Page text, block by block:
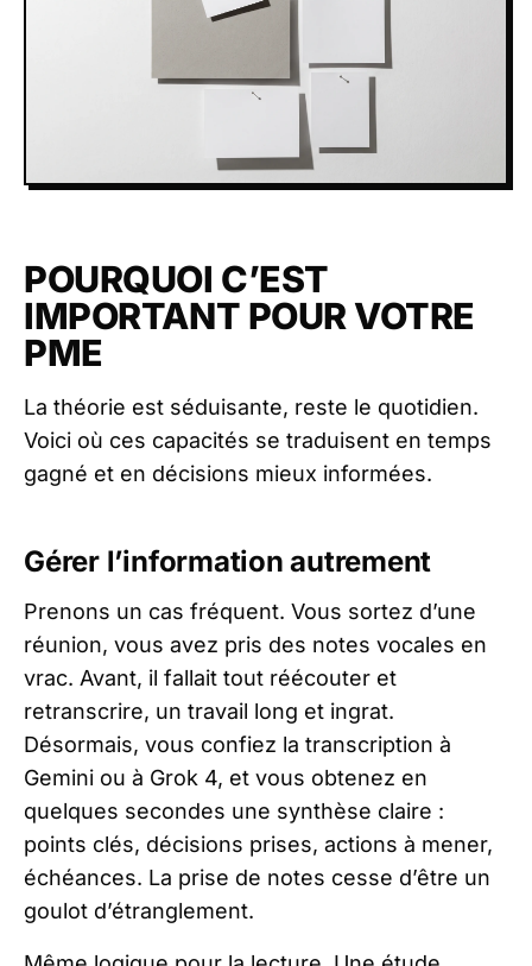
POURQUOI C’EST
IMPORTANT POUR VOTRE
PME
La théorie est séduisante, reste le quotidien.
Voici où ces capacités se traduisent en temps
gagné et en décisions mieux informées.
Gérer l’information autrement
Prenons un cas fréquent. Vous sortez d’une
réunion, vous avez pris des notes vocales en
vrac. Avant, il fallait tout réécouter et
retranscrire, un travail long et ingrat.
Désormais, vous confiez la transcription à
Gemini ou à Grok 4, et vous obtenez en
quelques secondes une synthèse claire :
points clés, décisions prises, actions à mener,
échéances. La prise de notes cesse d’être un
goulot d’étranglement.